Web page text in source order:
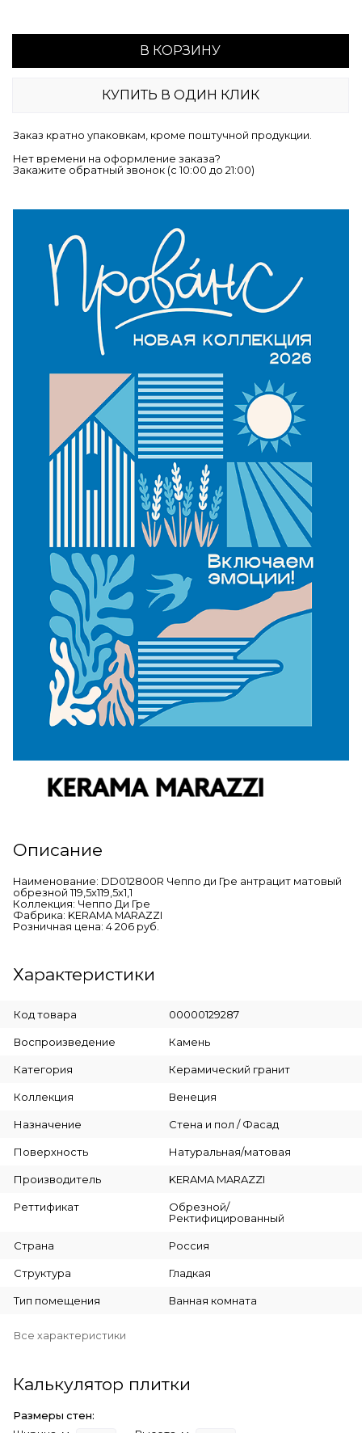
В КОРЗИНУ
КУПИТЬ В ОДИН КЛИК
Заказ кратно упаковкам, кроме поштучной продукции.
Нет времени на оформление заказа?
Закажите обратный звонок (c 10:00 до 21:00)
Описание
Наименование: DD012800R Чеппо ди Гре антрацит матовый
обрезной 119,5x119,5x1,1
Коллекция: Чеппо Ди Гре
Фабрика: KERAMA MARAZZI
Розничная цена: 4 206 руб.
Характеристики
Код товара 00000129287
Воспроизведение Камень
Категория Керамический гранит
Коллекция Венеция
Назначение Стена и пол / Фасад
Поверхность Натуральная/матовая
Производитель KERAMA MARAZZI
Реттификат
Обрезной/
Ректифицированный
Страна Россия
Структура Гладкая
Тип помещения Ванная комната
Все характеристики
Калькулятор плитки
Размеры стен: